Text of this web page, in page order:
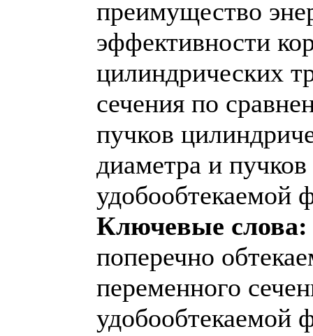
преимущество
эффективности
цилиндрических
сечения по
пучков
диаметра и
удобообтекаемой
Ключевые слова:
поперечно
переменного
удобообтекаемой